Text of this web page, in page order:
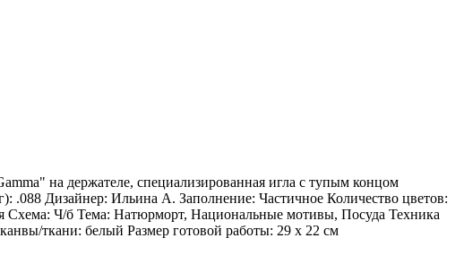
на держателе, специализированная игла с тупым концом
Дизайнер: Ильина А. Заполнение: Частичное Количество цветов:
Ч/б Тема: Натюрморт, Национальные мотивы, Посуда Техника
ткани: белый Размер готовой работы: 29 x 22 см